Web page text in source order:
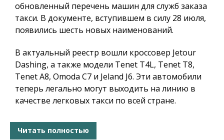
обновленный перечень машин для служб заказа
такси. В документе, вступившем в силу 28 июля,
появились шесть новых наименований.
В актуальный реестр вошли кроссовер Jetour
Dashing, а также модели Tenet T4L, Tenet T8,
Tenet A8, Omoda C7 и Jeland J6. Эти автомобили
теперь легально могут выходить на линию в
качестве легковых такси по всей стране.
Читать полностью